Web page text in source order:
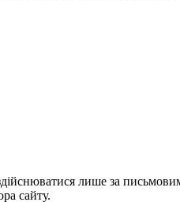
лише за
сайту.